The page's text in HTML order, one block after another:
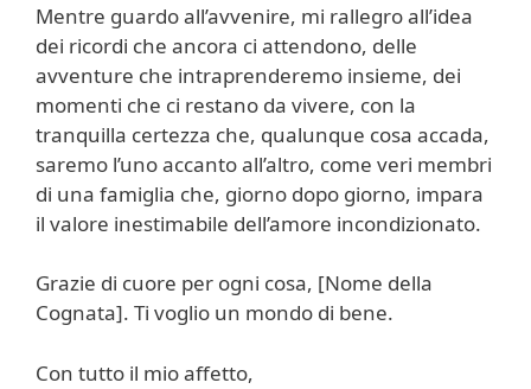
Mentre guardo all’avvenire, mi rallegro all’idea
dei ricordi che ancora ci attendono, delle
avventure che intraprenderemo insieme, dei
momenti che ci restano da vivere, con la
tranquilla certezza che, qualunque cosa accada,
saremo l’uno accanto all’altro, come veri membri
di una famiglia che, giorno dopo giorno, impara
il valore inestimabile dell’amore incondizionato.
Grazie di cuore per ogni cosa, [Nome della
Cognata]. Ti voglio un mondo di bene.
Con tutto il mio affetto,